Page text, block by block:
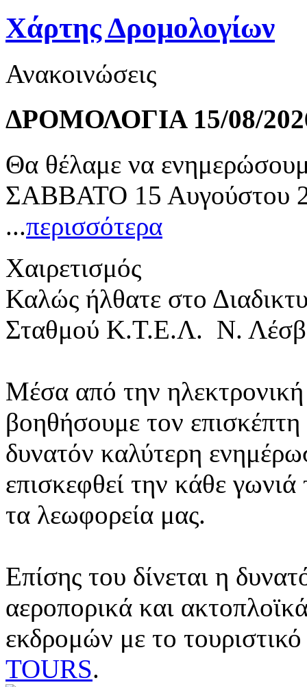
Χάρτης Δρομολογίων
Ανακοινώσεις
ΔΡΟΜΟΛΟΓΙΑ 15/08/
Θα θέλαμε να
ΣΑΒΒΑΤΟ 15 Αυγούστου
...περισσότερα
Χαιρετισμός
Καλώς ήλθατε στο
Σταθμού Κ.Τ.Ε.Λ. Ν.
Μέσα από την ηλεκτρονική
βοηθήσουμε τον
δυνατόν καλύτερη
επισκεφθεί την κάθε
τα λεωφορεία μας.
Επίσης του δίνεται η
αεροπορικά και
εκδρομών με το
TOURS.